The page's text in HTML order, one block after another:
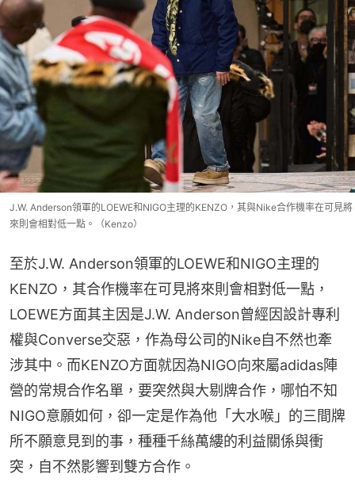
J.W. Anderson領軍的LOEWE和NIGO主理的KENZO，其與Nike合作機率在可見將
來則會相對低一點。（Kenzo）
至於J.W. Anderson領軍的LOEWE和NIGO主理的
KENZO，其合作機率在可見將來則會相對低一點，
LOEWE方面其主因是J.W. Anderson曾經因設計專利
權與Converse交惡，作為母公司的Nike自不然也牽
涉其中。而KENZO方面就因為NIGO向來屬adidas陣
營的常規合作名單，要突然與大剔牌合作，哪怕不知
NIGO意願如何，卻一定是作為他「大水喉」的三間牌
所不願意見到的事，種種千絲萬縷的利益關係與衝
突，自不然影響到雙方合作。